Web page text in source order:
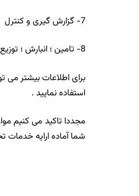
7- گزارش گیری و کنترل
8- تامین ؛ انبارش ؛ توزیع
برای اطلاعات بیشتر
استفاده نمایید .
مجددا تاکید می کنیم
شما آماده ارایه